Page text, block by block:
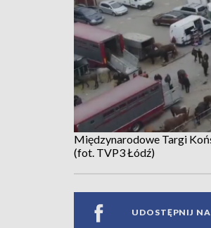
Międzynarodowe Targi
(fot. TVP3 Łódź)
UDOSTĘPNIJ